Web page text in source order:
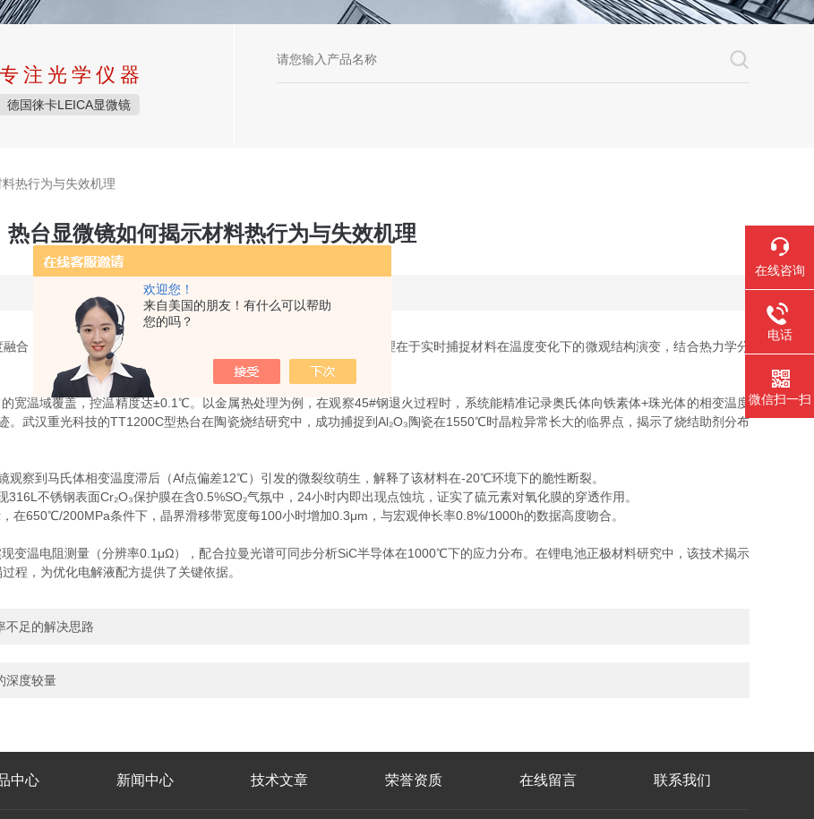
欢迎您！
来自美国的朋友！有什么可以帮助
您的吗？
专注光学仪器
德国徕卡LEICA显微镜
热行为与失效机理
热台显微镜如何揭示材料热行为与失效机理
更新时间：2025-11-08 点击次数：1887
，为揭示材料热行为与失效机理提供了动态观测平台。其核心原理在于实时捕捉材料在温度变化下的微观结构演变，结合热力学分
域覆盖，控温精度达±0.1℃。以金属热处理为例，在观察45#钢退火过程时，系统能精准记录奥氏体向铁素体+珠光体的相变温度
武汉重光科技的TT1200C型热台在陶瓷烧结研究中，成功捕捉到Al₂O₃陶瓷在1550℃时晶粒异常长大的临界点，揭示了烧结助剂分布
察到马氏体相变温度滞后（Af点偏差12℃）引发的微裂纹萌生，解释了该材料在-20℃环境下的脆性断裂。
不锈钢表面Cr₂O₃保护膜在含0.5%SO₂气氛中，24小时内即出现点蚀坑，证实了硫元素对氧化膜的穿透作用。
650℃/200MPa条件下，晶界滑移带宽度每100小时增加0.3μm，与宏观伸长率0.8%/1000h的数据高度吻合。
温电阻测量（分辨率0.1μΩ），配合拉曼光谱可同步分析SiC半导体在1000℃下的应力分布。在锂电池正极材料研究中，该技术揭示
程，为优化电解液配方提供了关键依据。
不足的解决思路
深度较量
中心 新闻中心 技术文章 荣誉资质 在线留言 联系我们
在线咨询
电话
微信扫一扫